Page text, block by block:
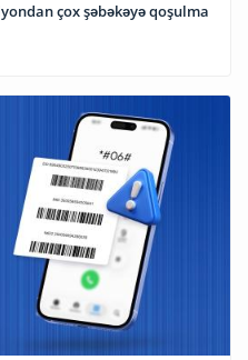
çox şəbəkəyə qoşulma